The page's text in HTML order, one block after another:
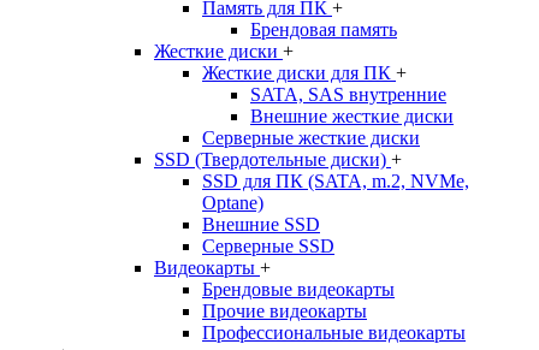
Память для ПК +
Брендовая память
Жесткие диски +
Жесткие диски для ПК +
SATA, SAS внутренние
Внешние жесткие диски
Серверные жесткие диски
SSD (Твердотельные диски) +
SSD для ПК (SATA, m.2, NVMe,
Optane)
Внешние SSD
Серверные SSD
Видеокарты +
Брендовые видеокарты
Прочие видеокарты
Профессиональные видеокарты